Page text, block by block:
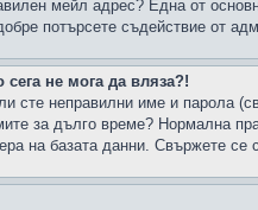
мейл адрес? Една от
потърсете съдействие от
не мога да вляза?!
сте неправилни име и парола
за дълго време? Нормална
на базата данни. Свържете се